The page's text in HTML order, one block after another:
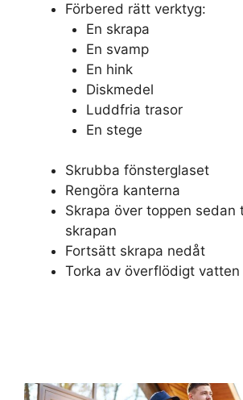
Förbered rätt verktyg:
En skrapa
En svamp
En hink
Diskmedel
Luddfria trasor
En stege
Skrubba fönsterglaset
Rengöra kanterna
Skrapa över toppen sedan
skrapan
Fortsätt skrapa nedåt
Torka av överflödigt vatten